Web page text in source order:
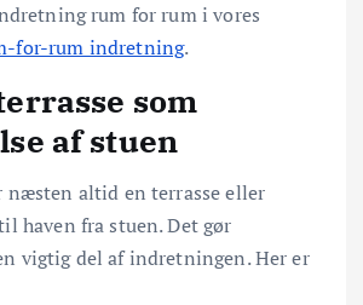
rum for rum i vores
for-rum indretning.
som
af stuen
næsten altid en terrasse eller
haven fra stuen. Det gør
vigtig del af indretningen. Her er